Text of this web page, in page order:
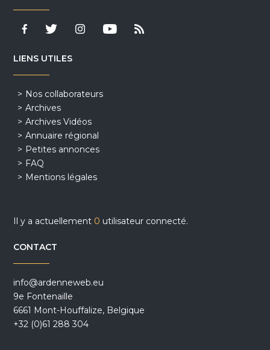
LIENS UTILES
Nos collaborateurs
Archives
Archives Vidéos
Annuaire régional
Petites annonces
FAQ
Mentions légales
Il y a actuellement 0 utilisateur connecté.
CONTACT
info@ardenneweb.eu
9e Fontenaille
6661 Mont-Houffalize, Belgique
+32 (0)61 288 304